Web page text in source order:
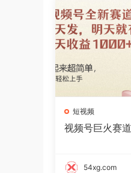
短视频
视频号巨火赛
道，做起来超
54xg.com